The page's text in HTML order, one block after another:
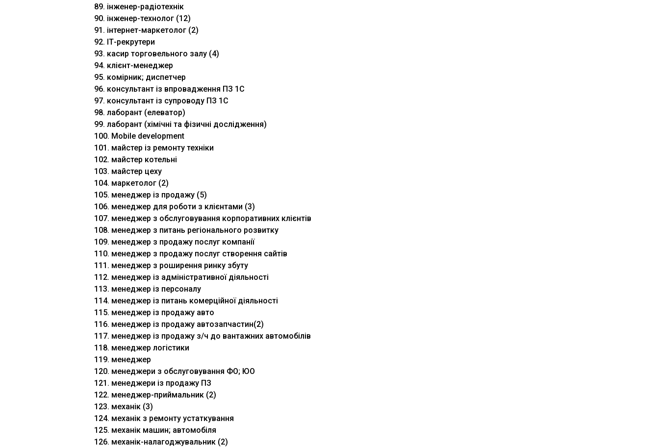
89. інженер-радіотехнік
90. інженер-технолог (12)
91. інтернет-маркетолог (2)
92. ІТ-рекрутери
93. касир торговельного залу (4)
94. клієнт-менеджер
95. комірник; диспетчер
96. консультант із впровадження ПЗ 1С
97. консультант із супроводу ПЗ 1С
98. лаборант (елеватор)
99. лаборант (хімічні та фізичні дослідження)
100. Мobile development
101. майстер із ремонту техніки
102. майстер котельні
103. майстер цеху
104. маркетолог (2)
105. менеджер із продажу (5)
106. менеджер для роботи з клієнтами (3)
107. менеджер з обслуговування корпоративних клієнтів
108. менеджер з питань регіонального розвитку
109. менеджер з продажу послуг компанії
110. менеджер з продажу послуг створення сайтів
111. менеджер з роширення ринку збуту
112. менеджер із адміністративної діяльності
113. менеджер із персоналу
114. менеджер із питань комерційної діяльності
115. менеджер із продажу авто
116. менеджер із продажу автозапчастин(2)
117. менеджер із продажу з/ч до вантажних автомобілів
118. менеджер логістики
119. менеджер
120. менеджери з обслуговування ФО; ЮО
121. менеджери із продажу ПЗ
122. менеджер-приймальник (2)
123. механік (3)
124. механік з ремонту устаткування
125. механік машин; автомобіля
126. механік-налагоджувальник (2)